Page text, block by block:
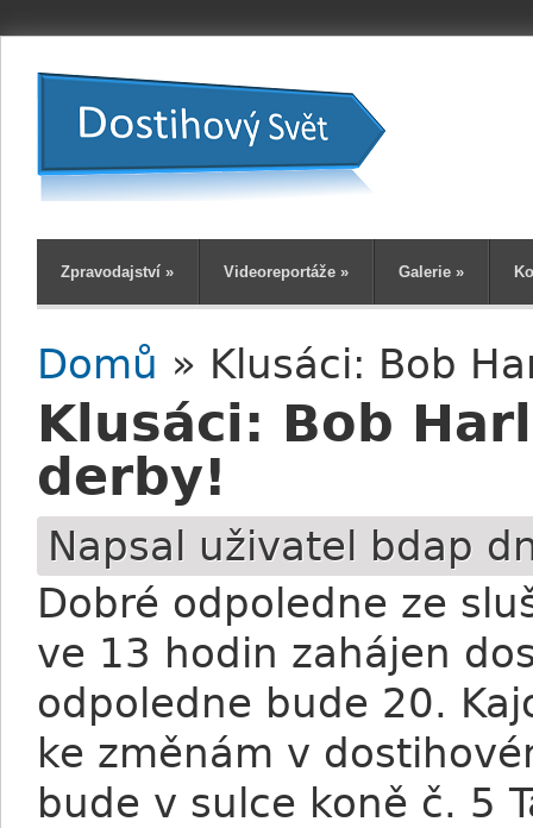
Zpravodajství » Videoreportáže » Galerie »
Jste zde
Domů » Klusáci: Bob
Klusáci: Bob
derby!
Napsal uživatel bdap
Dobré odpoledne ze
ve 13 hodin zahájen
odpoledne bude 20.
ke změnám v
bude v sulce koně č. 5